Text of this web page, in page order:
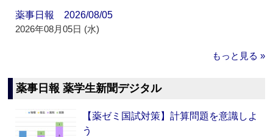
薬事日報 2026/08/05
2026年08月05日 (水)
もっと見る »
薬事日報 薬学生新聞デジタル
【薬ゼミ国試対策】計算問題を意識しよ
う